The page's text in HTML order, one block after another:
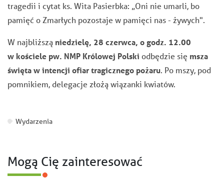
tragedii i cytat ks. Wita Pasierbka: „Oni nie umarli, bo
pamięć o Zmarłych pozostaje w pamięci nas - żywych".
W najbliższą niedzielę, 28 czerwca, o godz. 12.00
w kościele pw. NMP Królowej Polski odbędzie się msza
święta w intencji ofiar tragicznego pożaru. Po mszy, pod
pomnikiem,delegacje złożą wiązanki kwiatów.
Wydarzenia
Mogą Cię zainteresować